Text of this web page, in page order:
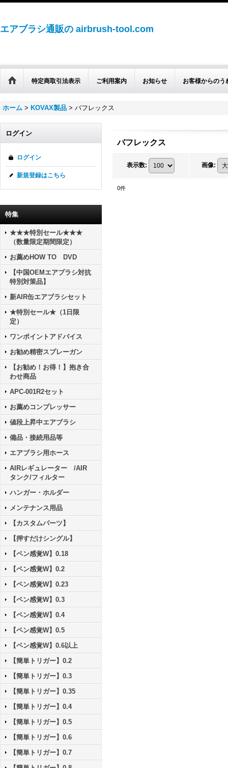
エアブラシ通販の airbrush-tool.com
特定商取引法表示 ご利用案内 お知らせ お客様からのう
ホーム > KOVAX製品 > バフレックス
ログイン
ログイン
新規登録はこちら
特集
★★★特別セール★★★
（数量限定期間限定）
お薦めHOW TO DVD
【中国OEMエアブラシ対抗
特別対策品】
新AIR缶エアブラシセット
★特別セール★（1日限
定）
ワンポイントアドバイス
お勧め精密スプレーガン
【お勧め！お得！】抱き合
わせ商品
APC-001R2セット
お薦めコンプレッサー
値段上昇中エアブラシ
備品・接続用品等
エアブラシ用ホース
AIRレギュレーター /AIR
タンク/フィルター
ハンガー・ホルダー
メンテナンス用品
【カスタムパーツ】
【押すだけシングル】
【ペン感覚W】0.18
【ペン感覚W】0.2
【ペン感覚W】0.23
【ペン感覚W】0.3
【ペン感覚W】0.4
【ペン感覚W】0.5
【ペン感覚W】0.6以上
【簡単トリガー】0.2
【簡単トリガー】0.3
【簡単トリガー】0.35
【簡単トリガー】0.4
【簡単トリガー】0.5
【簡単トリガー】0.6
【簡単トリガー】0.7
バフレックス
表示数: 画像:
0件